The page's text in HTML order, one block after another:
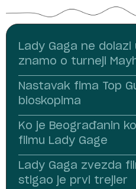
Lady Gaga ne dolazi
znamo o turneji
Nastavak fima Top
bioskopima
Ko je Beograđanin
filmu Lady Gage
Lady Gaga zvezda
stigao je prvi trejler